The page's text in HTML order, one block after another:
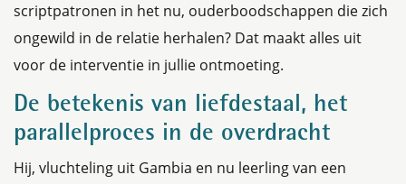
scriptpatronen in het nu, ouderboodschappen die zich
ongewild in de relatie herhalen? Dat maakt alles uit
voor de interventie in jullie ontmoeting.
De betekenis van liefdestaal, het
parallelproces in de overdracht
Hij, vluchteling uit Gambia en nu leerling van een